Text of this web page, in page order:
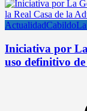
ActualidadCabildo
Iniciativa por
uso definitivo